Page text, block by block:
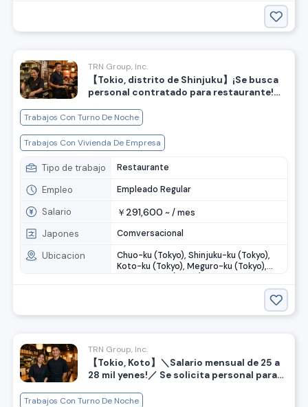
TRN Group, Inc.
【Tokio, distrito de Shinjuku】¡Se busca
personal contratado para restaurante!
Trabajos Con Turno De Noche
Trabajos Con Vivienda De Empresa
Tipo de trabajo Restaurante
Empleo Empleado Regular
Salario ￥ 291,600 ~ /mes
Japones Comversacional
Ubicacion
Chuo-ku (Tokyo), Shinjuku-ku (Tokyo),
Koto-ku (Tokyo), Meguro-ku (Tokyo),
Setagaya-ku (Tokyo), ....
TRN Group, Inc.
【Tokio, Koto】＼Salario mensual de 25 a
28 mil yenes!／ Se solicita personal para
Trabajos Con Turno De Noche